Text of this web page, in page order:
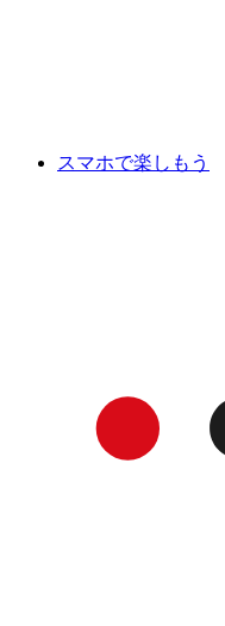
スマホで楽しもう